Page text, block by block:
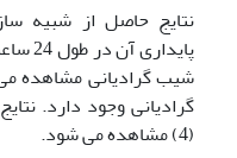
نتایج حاصل از شبیه
شیب گرادیانی مشاهده
گرادیانی وجود دارد.
(4) مشاهده می شود.